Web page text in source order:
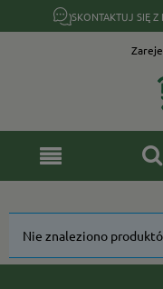
SKONTAKTUJ SIĘ Z
Nie znaleziono